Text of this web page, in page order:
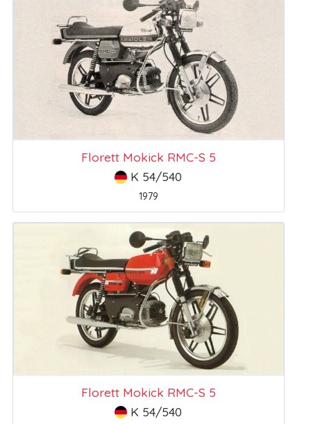
Florett Mokick RMC-S 5
K 54/540
1979
Florett Mokick RMC-S 5
K 54/540